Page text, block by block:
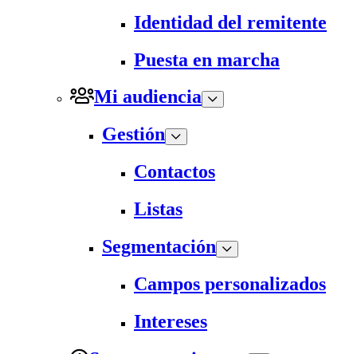
Identidad del remitente
Puesta en marcha
Mi audiencia
Gestión
Contactos
Listas
Segmentación
Campos personalizados
Intereses